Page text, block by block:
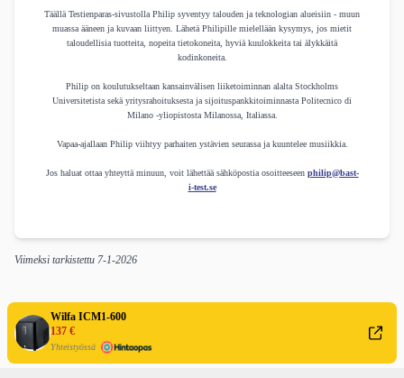
Wilfa ICM1-600
137 €
Yhteistyössä
Täällä Testienparas-sivustolla Philip syventyy talouden ja teknologian alueisiin - muun
muassa ääneen ja kuvaan liittyen. Lähetä Philipille mielellään kysymys, jos mietit
taloudellisia tuotteita, nopeita tietokoneita, hyviä kuulokkeita tai älykkäitä
kodinkoneita.
Philip on koulutukseltaan kansainvälisen liiketoiminnan alalta Stockholms
Universitetista sekä yritysrahoituksesta ja sijoituspankkitoiminnasta Politecnico di
Milano -yliopistosta Milanossa, Italiassa.
Vapaa-ajallaan Philip viihtyy parhaiten ystävien seurassa ja kuuntelee musiikkia.
Jos haluat ottaa yhteyttä minuun, voit lähettää sähköpostia osoitteeseen philip@bast-
i-test.se
Viimeksi tarkistettu 7-1-2026